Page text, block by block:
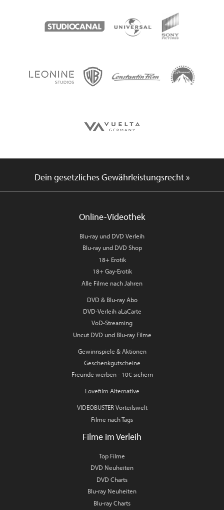
Dein gesetzliches Gewährleistungsrecht »
Online-Videothek
Blu-ray und DVD Verleih
Blu-ray und DVD Shop
18+ Erotik
18+ Gay-Erotik
Alle Filme nach Jahren
DVD & Blu-ray Abo
DVD-Verleih aLaCarte
VoD-Streaming
Uncut DVD und Blu-ray Filme
Gewinnspiele & Aktionen
Geschenkgutscheine
Freunde werben - 10€ sichern
Lovefilm Alternative
VIDEOBUSTER Vorteilswelt
Filme nach Tags
Filme im Verleih
Top Filme
DVD Neuheiten
DVD Charts
Blu-ray Neuheiten
Blu-ray Charts